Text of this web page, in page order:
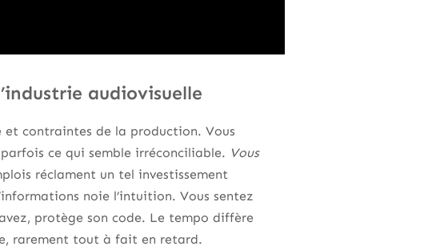
audiovisuelle
contraintes de la production. Vous
ce qui semble irréconciliable. Vous
réclament un tel investissement
noie l’intuition. Vous sentez
protège son code. Le tempo diffère
rarement tout à fait en retard.